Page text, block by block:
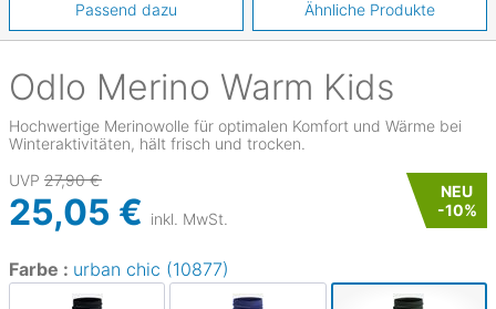
Odlo Merino Warm Kids
Hochwertige Merinowolle für optimalen Komfort und Wärme bei
Winteraktivitäten, hält frisch und trocken.
UVP 27,90 €
25,05 € inkl. MwSt.
NEU
-10%
Farbe : urban chic (10877)
Passend dazu Ähnliche Produkte